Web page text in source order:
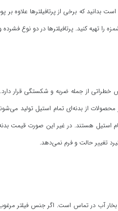
که برخی از پرتافیلترها علاوه بر
تهیه کنید. پرتافیلترها در دو نوع
از جمله ضربه و شکستگی قرار
از محصولات از بدنه‌ای تمام استیل تولید
استیل هستند. در غیر این صورت قیمت
تغییر حالت و فرم نمی‌دهد.
آب در تماس است. اگر جنس فیلتر